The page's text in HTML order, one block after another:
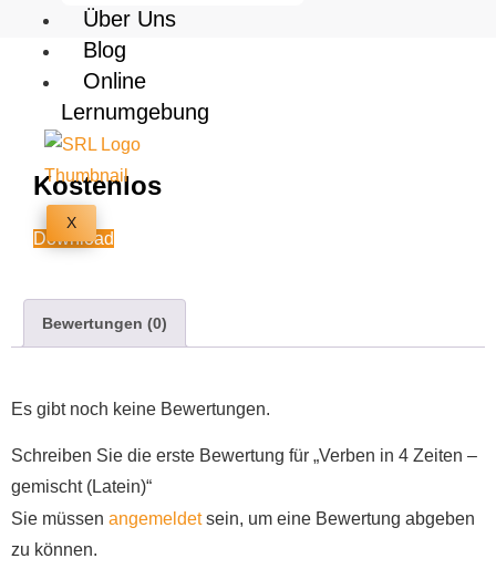
Über Uns
Blog
Online
Lernumgebung
X
Kostenlos
Download
Bewertungen (0)
Es gibt noch keine Bewertungen.
Schreiben Sie die erste Bewertung für „Verben in 4 Zeiten –
gemischt (Latein)“
Sie müssen angemeldetsein, um eine Bewertung abgeben
zu können.